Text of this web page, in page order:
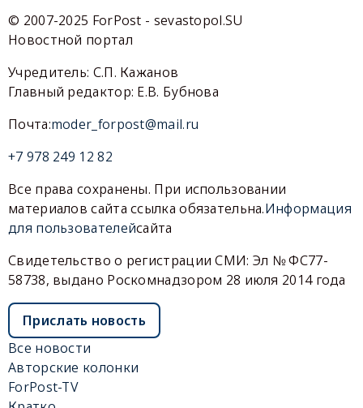
© 2007-2025 ForPost - sevastopol.SU
Новостной портал
Учредитель: С.П. Кажанов
Главный редактор: Е.В. Бубнова
Почта:moder_forpost@mail.ru
+7 978 249 12 82
Все права сохранены. При использовании
материалов сайта ссылка обязательна.Информация
для пользователейсайта
Свидетельство о регистрации СМИ: Эл № ФС77-
58738, выдано Роскомнадзором 28 июля 2014 года
Прислать новость
Все новости
Авторские колонки
ForPost-TV